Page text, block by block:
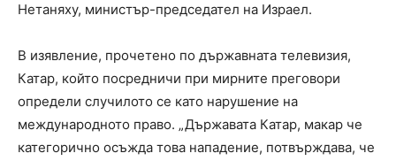
Нетаняху, министър-председател на Израел.
В изявление, прочетено по държавната телевизия,
Катар, който посредничи при мирните преговори
определи случилото се като нарушение на
международното право. „Държавата Катар, макар че
категорично осъжда това нападение, потвърждава, че